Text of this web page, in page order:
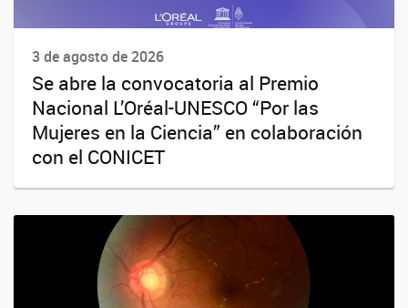
3 de agosto de 2026
Se abre la convocatoria al Premio
Nacional L’Oréal-UNESCO “Por las
Mujeres en la Ciencia” en colaboración
con el CONICET